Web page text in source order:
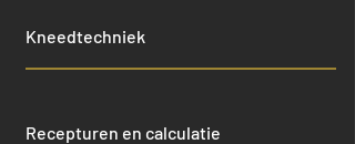
Kneedtechniek
Recepturen en calculatie